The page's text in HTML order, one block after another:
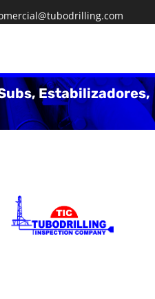
Estabilizadores,